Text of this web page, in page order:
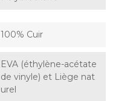
100% Cuir
EVA (éthylène-acétate
de vinyle) et Liège nat
urel